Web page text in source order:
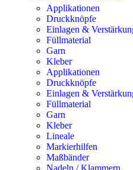
Applikationen
Druckknöpfe
Einlagen &
Füllmaterial
Garn
Kleber
Applikationen
Druckknöpfe
Einlagen &
Füllmaterial
Garn
Kleber
Lineale
Markierhilfen
Maßbänder
Nadeln / Klammern